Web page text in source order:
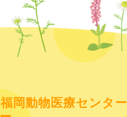
福岡動物医療センター